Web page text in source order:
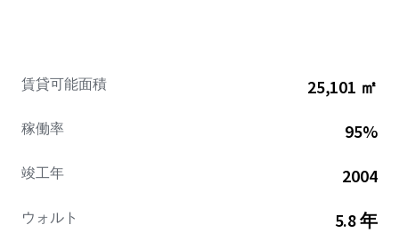
賃貸可能面積 25,101 ㎡
稼働率 95%
竣工年 2004
ウォルト 5.8 年